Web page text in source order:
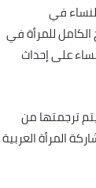
في
الكامل للمرأة في
على إحداث
ترجمتها من
المرأة العربية